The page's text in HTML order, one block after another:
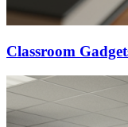
Classroom